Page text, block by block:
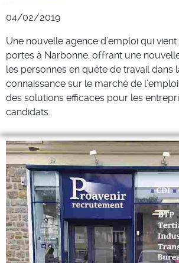
04/02/2019
Une nouvelle agence d’emploi qui vient
portes à Narbonne, offrant une
les personnes en quête de travail dans
connaissance sur le marché de
des solutions efficaces pour les
candidats.